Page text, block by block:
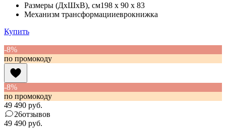
Размеры (ДхШхВ), см198 x 90 x 83
Механизм трансформацииеврокнижка
Купить
-8%
по промокоду
-8%
по промокоду
49 490 руб.
26отзывов
49 490 руб.